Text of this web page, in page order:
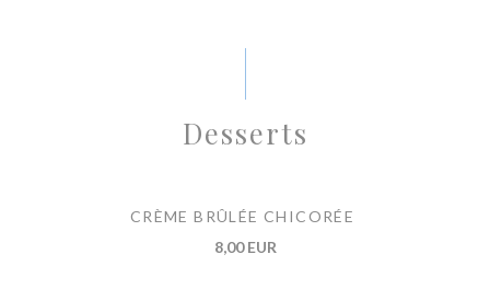
Desserts
CRÈME BRÛLÉE CHICORÉE
8,00 EUR